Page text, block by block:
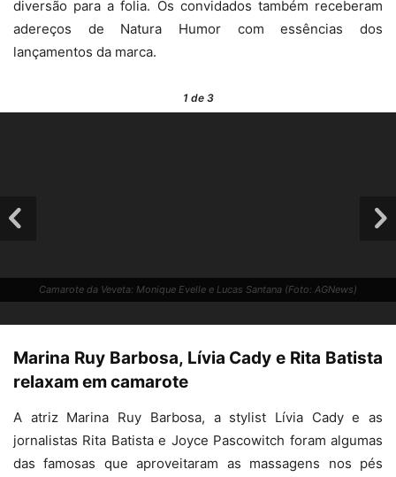
diversão para a folia. Os convidados também receberam
adereços de Natura Humor com essências dos
lançamentos da marca.
1de 3
Camarote da Veveta: Monique Evelle e Lucas Santana (Foto: AGNews)
Marina Ruy Barbosa, Lívia Cady e Rita Batista
relaxam em camarote
A atriz Marina Ruy Barbosa, a stylist Lívia Cady e as
jornalistas Rita Batista e Joyce Pascowitch foram algumas
das famosas que aproveitaram as massagens nos pés